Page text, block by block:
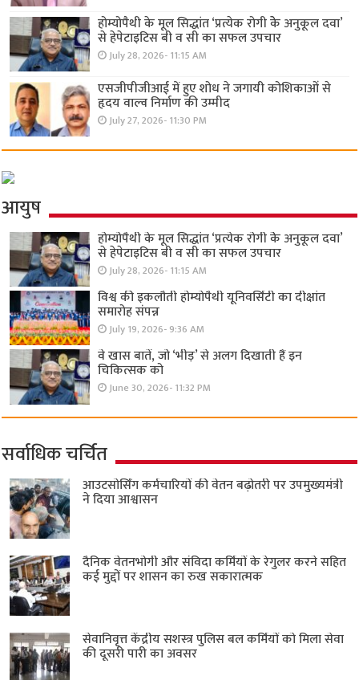
होम्योपैथी के मूल सिद्धांत ‘प्रत्येक रोगी केे अनुकूल दवा’
से हेपेटाइटिस बी व सी का सफल उपचार
July 28, 2026- 11:15 AM
एसजीपीजीआई में हुए शोध ने जगायी कोशिकाओं से
हृदय वाल्व निर्माण की उम्मीद
July 27, 2026- 11:30 PM
आयुष
होम्योपैथी के मूल सिद्धांत ‘प्रत्येक रोगी केे अनुकूल दवा’
से हेपेटाइटिस बी व सी का सफल उपचार
July 28, 2026- 11:15 AM
विश्व की इकलौती होम्योपैथी यूनिवर्सिटी का दीक्षांत
समारोह संपन्न
July 19, 2026- 9:36 AM
वे खास बातें, जो ‘भीड़’ से अलग दिखाती हैं इन
चिकित्सक को
June 30, 2026- 11:32 PM
सर्वाधिक चर्चित
आउटसोर्सिंग कर्मचारियों की वेतन बढ़ोतरी पर उपमुख्यमंत्री
ने दिया आश्वासन
दैनिक वेतनभोगी और संविदा कर्मियों के रेगुलर करने सहित
कई मुद्दों पर शासन का रुख सकारात्मक
सेवानिवृत्त केंद्रीय सशस्त्र पुलिस बल ​कर्मियों को मिला सेवा
की दूसरी पारी का अवसर